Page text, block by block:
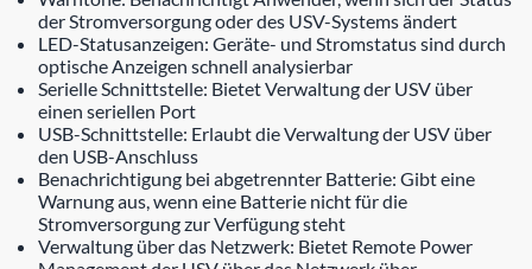
der Stromversorgung oder des USV-Systems ändert
LED-Statusanzeigen: Geräte- und Stromstatus sind durch
optische Anzeigen schnell analysierbar
Serielle Schnittstelle: Bietet Verwaltung der USV über
einen seriellen Port
USB-Schnittstelle: Erlaubt die Verwaltung der USV über
den USB-Anschluss
Benachrichtigung bei abgetrennter Batterie: Gibt eine
Warnung aus, wenn eine Batterie nicht für die
Stromversorgung zur Verfügung steht
Verwaltung über das Netzwerk: Bietet Remote Power